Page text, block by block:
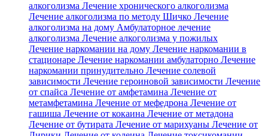
алкоголизма Лечение хронического алкоголизма
Лечение алкоголизма по методу Шичко Лечение
алкоголизма на дому Амбулаторное лечение
алкоголизма Лечение алкоголизма у пожилых
Лечение наркомании на дому Лечение наркомании в
стационаре Лечение наркомании амбулаторно Лечение
наркомании принудительно Лечение солевой
зависимости Лечение героиновой зависимости Лечение
от спайса Лечение от амфетамина Лечение от
метамфетамина Лечение от мефедрона Лечение от
гашиша Лечение от кокаина Лечение от метадона
Лечение от бутирата Лечение от марихуаны Лечение от